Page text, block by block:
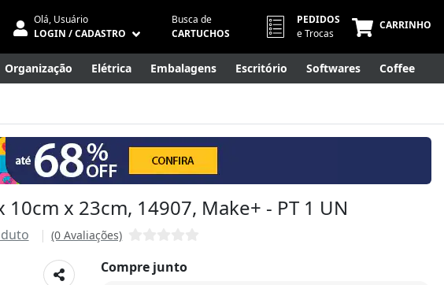
Olá, Usuário
LOGIN / CADASTRO
Busca de
CARTUCHOS
PEDIDOS
e Trocas
CARRINHO
Organização Elétrica Embalagens Escritório Softwares Coffee
x 23cm, 14907, Make+ - PT 1 UN
(0 Avaliações)
Compre junto